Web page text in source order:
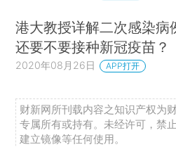
港大教授详解二次感染病
还要不要接种新冠疫苗？
2020年08月26日 APP打开
财新网所刊载内容之知识产权为
专属所有或持有。未经许可，禁
建立镜像等任何使用。